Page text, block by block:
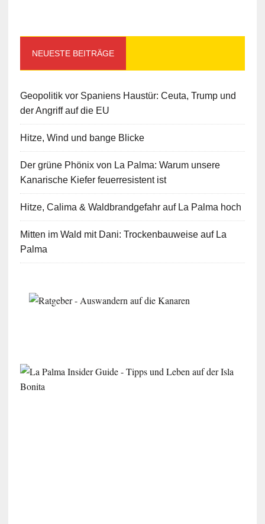
NEUESTE BEITRÄGE
Geopolitik vor Spaniens Haustür: Ceuta, Trump und
der Angriff auf die EU
Hitze, Wind und bange Blicke
Der grüne Phönix von La Palma: Warum unsere
Kanarische Kiefer feuerresistent ist
Hitze, Calima & Waldbrandgefahr auf La Palma hoch
Mitten im Wald mit Dani: Trockenbauweise auf La
Palma